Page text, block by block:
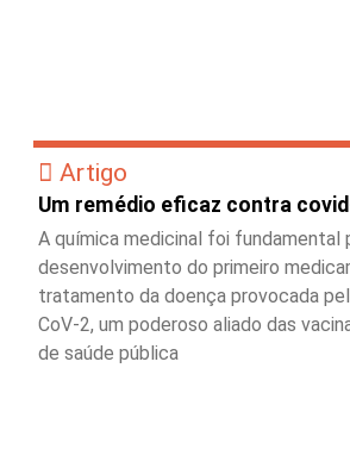
Artigo
Um remédio eficaz contra
A química medicinal foi fundamental
desenvolvimento do primeiro
tratamento da doença provocada
CoV-2, um poderoso aliado das
de saúde pública